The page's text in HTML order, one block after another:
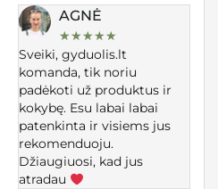
AGNĖ
★★★★★
Sveiki, gyduolis.lt
komanda, tik noriu
padėkoti už produktus ir
kokybę. Esu labai labai
patenkinta ir visiems jus
rekomenduoju.
Džiaugiuosi, kad jus
atradau